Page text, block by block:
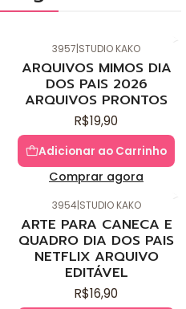
3957 STUDIO KAKO
ARQUIVOS MIMOS DIA
DOS PAIS 2026
ARQUIVOS PRONTOS
R$19,90
Adicionar ao Carrinho
Comprar agora
3954|STUDIO KAKO
ARTE PARA CANECA E
QUADRO DIA DOS PAIS
NETFLIX ARQUIVO
EDITÁVEL
R$16,90